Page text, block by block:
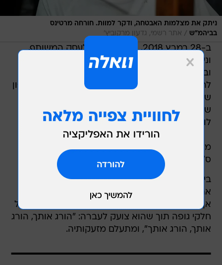
ניתק את מצלמות האבטחה, ודקר למוות. חורחה מרטינס
בביהמ"ש / אתר רשמי, גדעון מרקוביץ'
ב-28 במרץ 2018, הגיע מרטינס לעסק המשותף,
וניתק את מצלמות האבטחה, התקשר לקורדונה
וביקש ממנה להגיע. כאשר היא הגיעה החלו השניים
להתווכח, ובמהלך הוויכוח לקחה קורדונה את הטלפון
של מרטינס ויצאה מהעסק. כעשר דקות לאחר מכן,
שבה קורדונה למקום, ומרטינס דרש ממנה להחזיר
לו את המכשיר.
ס"מ והחל לדקור אותה.
בין השניים התפתח מאבק. קורדונה הצליחה להכות
את מרטינס בראשו באמצעות מפתחות שהחזיקה,
אך הוא הפיל אותה ארצה והמשיך לדקור אותה בכל
חלקי גופה תוך שהוא צועק לעברה: "הורג אותך, הורג
אותך, הורג אותך", ומתעלם מזעקותיה.